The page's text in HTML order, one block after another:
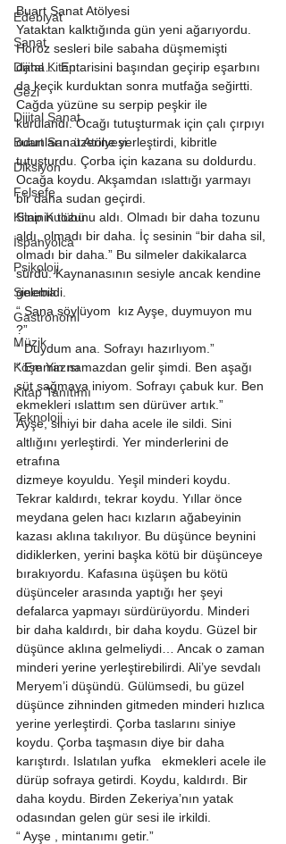
Edebiyat
Sanat
Dijital Kitap
Gezi
Dijital Sanat
Buart Sanat Atölyesi
Diksiyon
Felsefe
Kitap Kulübü
İspanyolca
Psikoloji
Sinema
Gastronomi
Müzik
Köşe Yazısı
Kitap Tanıtımı
Teknoloji
Buart Sanat Atölyesi
Yataktan kalktığında gün yeni ağarıyordu.
Horoz sesleri bile sabaha düşmemişti
daha… Entarisini başından geçirip eşarbını
da keçik kurduktan sonra mutfağa seğirtti.
Cağda yüzüne su serpip peşkir ile
kurulandı. Ocağı tutuşturmak için çalı çırpıyı
odunların üzerine yerleştirdi, kibritle
tutuşturdu. Çorba için kazana su doldurdu.
Ocağa koydu. Akşamdan ıslattığı yarmayı
bir daha sudan geçirdi.
Sininin tozunu aldı. Olmadı bir daha tozunu
aldı, olmadı bir daha. İç sesinin “bir daha sil,
olmadı bir daha.” Bu silmeler dakikalarca
sürdü. Kaynanasının sesiyle ancak kendine
gelebildi.
“ Sana söylüyom  kız Ayşe, duymuyon mu
?”
“ Duydum ana. Sofrayı hazırlıyom.”
“ Emmin namazdan gelir şimdi. Ben aşağı
süt sağmaya iniyom. Sofrayı çabuk kur. Ben
ekmekleri ıslattım sen dürüver artık.”
Ayşe, siniyi bir daha acele ile sildi. Sini
altlığını yerleştirdi. Yer minderlerini de
etrafına
dizmeye koyuldu. Yeşil minderi koydu.
Tekrar kaldırdı, tekrar koydu. Yıllar önce
meydana gelen hacı kızların ağabeyinin
kazası aklına takılıyor. Bu düşünce beynini
didiklerken, yerini başka kötü bir düşünceye
bırakıyordu. Kafasına üşüşen bu kötü
düşünceler arasında yaptığı her şeyi
defalarca yapmayı sürdürüyordu. Minderi
bir daha kaldırdı, bir daha koydu. Güzel bir
düşünce aklına gelmeliydi… Ancak o zaman
minderi yerine yerleştirebilirdi. Ali’ye sevdalı
Meryem’i düşündü. Gülümsedi, bu güzel
düşünce zihninden gitmeden minderi hızlıca
yerine yerleştirdi. Çorba taslarını siniye
koydu. Çorba taşmasın diye bir daha
karıştırdı. Islatılan yufka   ekmekleri acele ile
dürüp sofraya getirdi. Koydu, kaldırdı. Bir
daha koydu. Birden Zekeriya’nın yatak
odasından gelen gür sesi ile irkildi.
“ Ayşe , mintanımı getir.”